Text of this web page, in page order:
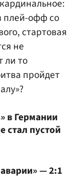
плей-офф со
стартовая
не
ли то
пройдет
в Германии
стал пустой
— 2:1